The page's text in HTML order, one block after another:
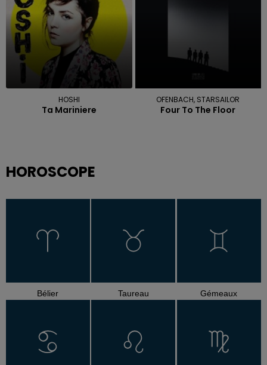
HOSHI
Ta Mariniere
OFENBACH, STARSAILOR
Four To The Floor
HOROSCOPE
Bélier Taureau Gémeaux